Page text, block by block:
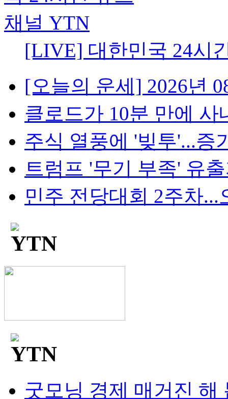
[LIVE] 대한민국 24시
[오늘의 운세] 2026년
클로드가 10분 만에 사
주식 열풍에 '빚투'...증
트럼프 '무기 부족' 유
민주 전당대회 2주차...
굿모닝 경제 매거진 해